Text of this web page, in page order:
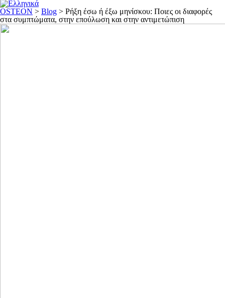
OSTEON > Blog > Ρήξη έσω ή έξω μηνίσκου: Ποιες οι διαφορές
στα συμπτώματα, στην επούλωση και στην αντιμετώπιση